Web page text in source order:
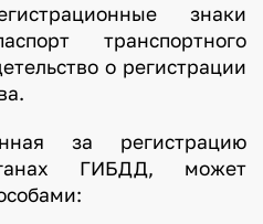
знаки
транспортного
о регистрации
за регистрацию
ГИБДД, может